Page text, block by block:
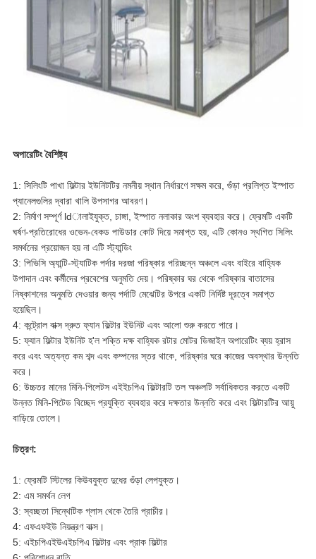
অপারেটিং বৈশিষ্ট্য
1: সিলিংটি পাখা ফিল্টার ইউনিটটির নমনীয় স্থান নির্ধারণে সক্ষম করে, গুঁড়া প্রলিপ্ত ইস্পাত
প্যানেলগুলির দ্বারা খালি উপসাগর আবরণ।
2: নির্মাণ সম্পূর্ণ ldালাইযুক্ত, চাঙ্গা, ইস্পাত নলাকার অংশ ব্যবহার করে। ফ্রেমটি একটি
ঘর্ষণ-প্রতিরোধের ওভেন-বেকড পাউডার কোট দিয়ে সমাপ্ত হয়, এটি কোনও স্থগিত সিলিং
সমর্থনের প্রয়োজন হয় না এটি স্ট্যান্ডিং
3: পিভিসি অ্যান্টি-স্ট্যাটিক পর্দার দরজা পরিষ্কার পরিচ্ছন্ন অঞ্চলে এবং বাইরে বাহ্যিক
উপাদান এবং কর্মীদের প্রবেশের অনুমতি দেয়। পরিষ্কার ঘর থেকে পরিষ্কার বাতাসের
নিষ্কাশনের অনুমতি দেওয়ার জন্য পর্দাটি মেঝেটির উপরে একটি নির্দিষ্ট দূরত্বে সমাপ্ত
হয়েছিল।
4: কন্ট্রোল বাক্স দ্রুত ফ্যান ফিল্টার ইউনিট এবং আলো শুরু করতে পারে।
5: ফ্যান ফিল্টার ইউনিট হ'ল শক্তি দক্ষ বাহ্যিক রটার মোটর ডিজাইন অপারেটিং ব্যয় হ্রাস
করে এবং অত্যন্ত কম শব্দ এবং কম্পনের স্তর থাকে, পরিষ্কার ঘরে কাজের অবস্থার উন্নতি
করে।
6: উচ্চতর মানের মিনি-পিলেটস এইইচপিএ ফিল্টারটি তল অঞ্চলটি সর্বাধিকতর করতে একটি
উন্নত মিনি-পিটেড বিচ্ছেদ প্রযুক্তি ব্যবহার করে দক্ষতার উন্নতি করে এবং ফিল্টারটির আয়ু
বাড়িয়ে তোলে।
চিত্রণ:
1: ফ্রেমটি স্টিলের কিউবযুক্ত দুধের গুঁড়া লেপযুক্ত।
2: এম সমর্থন লেগ
3: স্বচ্ছতা সিন্থেটিক গ্লাস থেকে তৈরি প্রাচীর।
4: এফএফইউ নিয়ন্ত্রণ বাক্স।
5: এইচপিএইউএইচপিএ ফিল্টার এবং প্রাক ফিল্টার